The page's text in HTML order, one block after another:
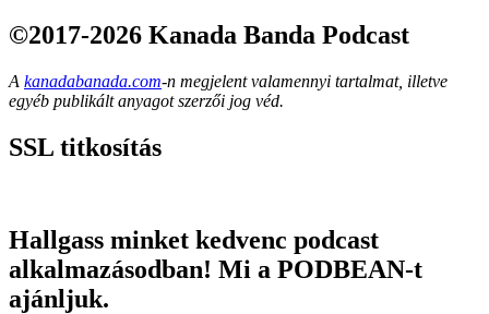
©2017-2026 Kanada Banda Podcast
A kanadabanada.com-n megjelent valamennyi tartalmat, illetve
egyéb publikált anyagot szerzői jog véd.
SSL titkosítás
Hallgass minket kedvenc podcast
alkalmazásodban! Mi a PODBEAN-t
ajánljuk.